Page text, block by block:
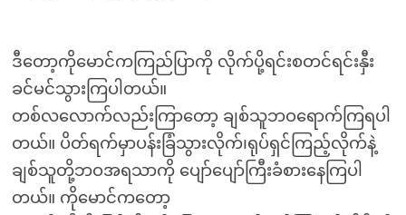
ဒီတော့ကိုမောင်ကကြည်ပြာကို လိုက်ပို့ရင်းစတင်ရင်းနှီး
ခင်မင်သွားကြပါတယ်။
တစ်လလောက်လည်းကြာတော့ ချစ်သူဘဝရောက်ကြရပါ
တယ်။ ပိတ်ရက်မှာပန်းခြံသွားလိုက်၊ရုပ်ရှင်ကြည့်လိုက်နဲ့
ချစ်သူတို့ဘဝအရသာကို ပျော်ပျော်ကြီးခံစားနေကြပါ
တယ်။ ကိုမောင်ကတော့